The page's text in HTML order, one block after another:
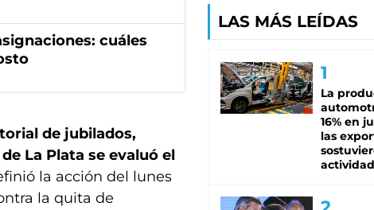
cuáles
de jubilados,
La Plata se evaluó el
la acción del lunes
la quita de
LAS MÁS LEÍDAS
La
16% en
las
actividad